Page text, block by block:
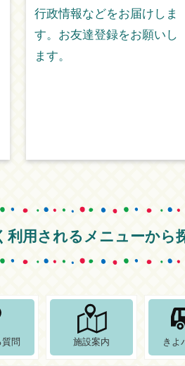
行政情報などをお届けしま
す。お友達登録をお願いし
ます。
利用されるメニューから
問 施設案内 きよ